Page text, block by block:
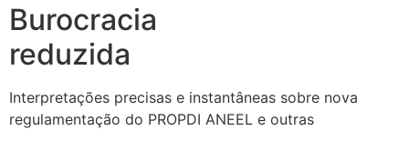
Burocracia
reduzida
Interpretações precisas e instantâneas sobre nova
regulamentação do PROPDI ANEEL e outras